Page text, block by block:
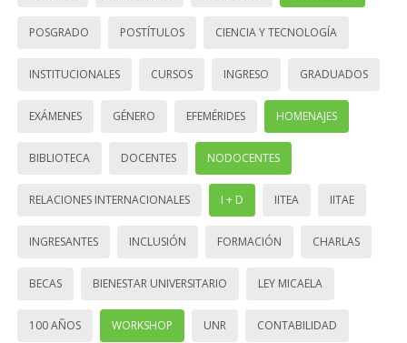
POSGRADO POSTÍTULOS CIENCIA Y TECNOLOGÍA
INSTITUCIONALES CURSOS INGRESO GRADUADOS
EXÁMENES GÉNERO EFEMÉRIDES HOMENAJES
BIBLIOTECA DOCENTES NODOCENTES
RELACIONES INTERNACIONALES I + D IITEA IITAE
INGRESANTES INCLUSIÓN FORMACIÓN CHARLAS
BECAS BIENESTAR UNIVERSITARIO LEY MICAELA
100 AÑOS WORKSHOP UNR CONTABILIDAD